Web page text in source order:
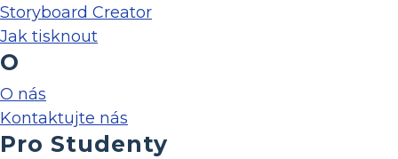
Storyboard Creator
Jak tisknout
O
O nás
Kontaktujte nás
Pro Studenty